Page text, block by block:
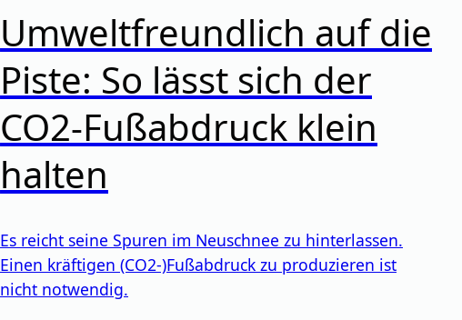
Umweltfreundlich auf die
Piste: So lässt sich der
CO2-Fußabdruck klein
halten
Es reicht seine Spuren im Neuschnee zu hinterlassen.
Einen kräftigen (CO2-)Fußabdruck zu produzieren ist
nicht notwendig.